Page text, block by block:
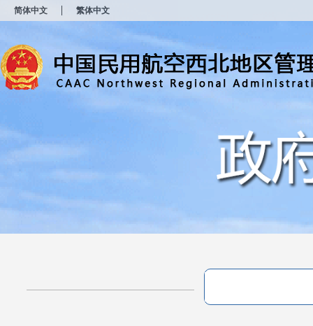
简体中文 繁体中文
窗
打
开
无
障